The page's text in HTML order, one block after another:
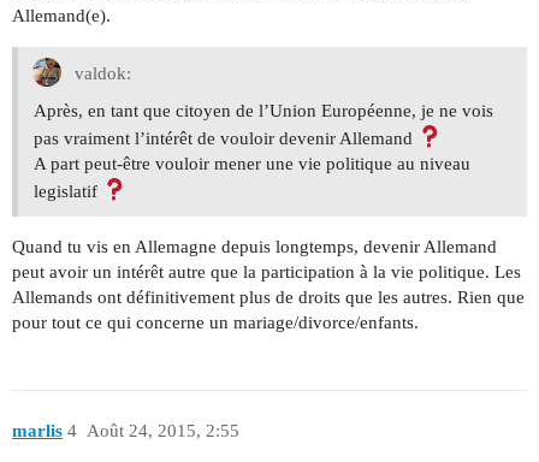
Allemand(e).
valdok:
Après, en tant que citoyen de l’Union Européenne, je ne vois
pas vraiment l’intérêt de vouloir devenir Allemand
A part peut-être vouloir mener une vie politique au niveau
legislatif
Quand tu vis en Allemagne depuis longtemps, devenir Allemand
peut avoir un intérêt autre que la participation à la vie politique. Les
Allemands ont définitivement plus de droits que les autres. Rien que
pour tout ce qui concerne un mariage/divorce/enfants.
marlis Août 24, 2015, 2:55
4